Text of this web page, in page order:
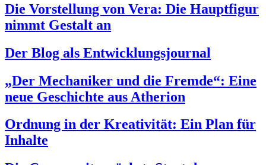
Die Vorstellung von Vera: Die Hauptfigur
nimmt Gestalt an
Der Blog als Entwicklungsjournal
„Der Mechaniker und die Fremde“: Eine
neue Geschichte aus Atherion
Ordnung in der Kreativität: Ein Plan für
Inhalte